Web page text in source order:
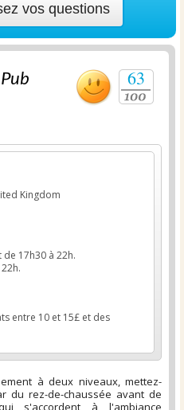
vos questions
63
Kingdom
17h30 à 22h.
entre 10 et 15£ et des
à deux niveaux, mettez-
du rez-de-chaussée avant de
s'accordent à l'ambiance